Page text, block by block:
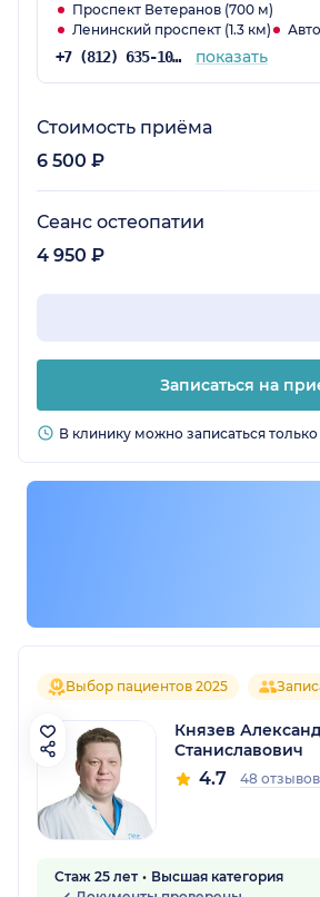
Проспект Ветеранов (700 м)
Ленинский проспект (1.3 км)
+7 (812) 635-10-38 показать
Стоимость приёма
6 500 ₽
Сеанс остеопатии
4 950 ₽
Записаться на
В клинику можно записаться
Выбор пациентов 2025
Князев
Станиславович
4.7 48 отзывов
Стаж 25 лет
Высшая категория